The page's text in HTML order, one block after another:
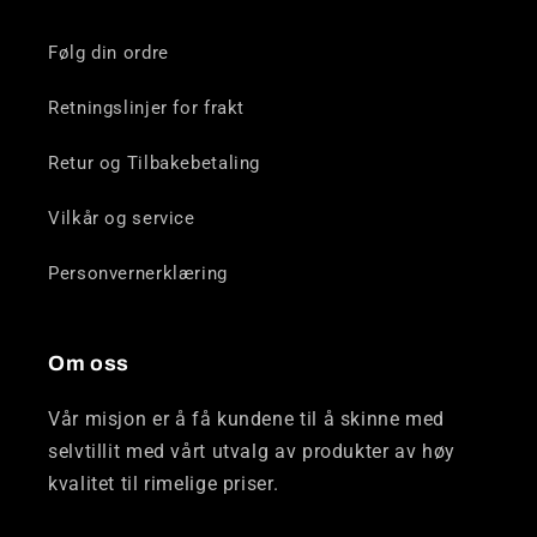
Følg din ordre
Retningslinjer for frakt
Retur og Tilbakebetaling
Vilkår og service
Personvernerklæring
Om oss
Vår misjon er å få kundene til å skinne med
selvtillit med vårt utvalg av produkter av høy
kvalitet til rimelige priser.